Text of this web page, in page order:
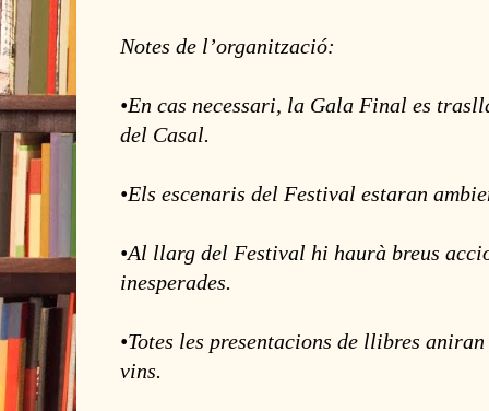
Notes de lʼorganització:
•En cas necessari, la Gala Final es
del Casal.
•Els escenaris del Festival estaran
•Al llarg del Festival hi haurà breus
inesperades.
•Totes les presentacions de llibres
vins.